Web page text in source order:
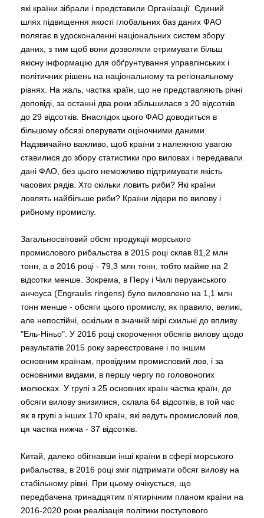
які країни зібрали і представили Організації. Єдиний
шлях підвищення якості глобальних баз даних ФАО
полягає в удосконаленні національних систем збору
даних, з тим щоб вони дозволяли отримувати більш
якісну інформацію для обґрунтування управлінських і
політичних рішень на національному та регіональному
рівнях. На жаль, частка країн, що не представляють річні
доповіді, за останні два роки збільшилася з 20 відсотків
до 29 відсотків. Внаслідок цього ФАО доводиться в
більшому обсязі оперувати оціночними даними.
Надзвичайно важливо, щоб країни з належною увагою
ставилися до збору статистики про виловах і передавали
дані ФАО, без цього неможливо підтримувати якість
часових рядів. Хто скільки ловить риби? Які країни
ловлять найбільше риби? Країни лідери по вилову і
рибному промислу.
Загальносвітовий обсяг продукції морського
промислового рибальства в 2015 році склав 81,2 млн
тонн, а в 2016 році - 79,3 млн тонн, тобто майже на 2
відсотки менше. Зокрема, в Перу і Чилі перуанського
анчоуса (Engraulis ringens) було виловлено на 1,1 млн
тонн менше - обсяги цього промислу, як правило, великі,
але непостійні, оскільки в значній мірі схильні до впливу
"Ель-Ніньо". У 2016 році скорочення обсягів вилову щодо
результатів 2015 року зареєстроване і по іншим
основним країнам, провідним промисловий лов, і за
основними видами, в першу чергу по головоногих
молюсках. У групі з 25 основних країн частка країн, де
обсяги вилову знизилися, склала 64 відсотків, в той час
як в групі з інших 170 країн, які ведуть промисловий лов,
ця частка нижча - 37 відсотків.
Китай, далеко обігнавши інші країни в сфері морського
рибальства, в 2016 році зміг підтримати обсяг вилову на
стабільному рівні. При цьому очікується, що
передбачена тринадцятим п'ятирічним планом країни на
2016-2020 роки реалізація політики поступового